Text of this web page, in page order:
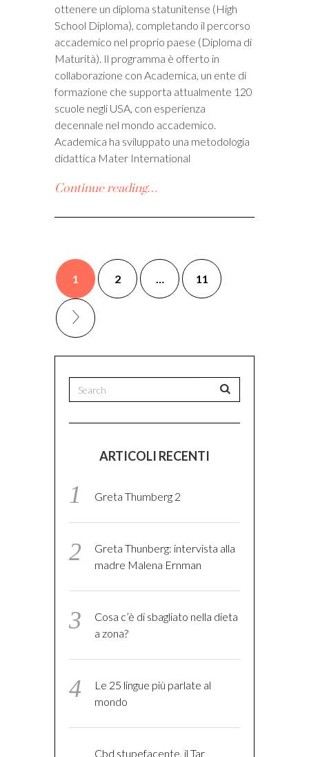
ottenere un diploma statunitense (High
School Diploma), completando il percorso
accademico nel proprio paese (Diploma di
Maturità). Il programma è offerto in
collaborazione con Academica, un ente di
formazione che supporta attualmente 120
scuole negli USA, con esperienza
decennale nel mondo accademico.
Academica ha sviluppato una metodologia
didattica Mater International
Continue reading…
1 2 … 11
ARTICOLI RECENTI
Greta Thumberg 2
Greta Thunberg: intervista alla
madre Malena Ernman
Cosa c’è di sbagliato nella dieta
a zona?
Le 25 lingue più parlate al
mondo
Cbd stupefacente, il Tar